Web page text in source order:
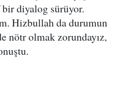
diyalog sürüyor.
Hizbullah da durumun
nötr olmak zorundayız,